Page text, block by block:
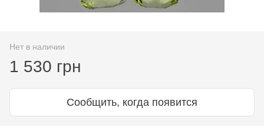
Нет в наличии
1 530 грн
Сообщить, когда появится